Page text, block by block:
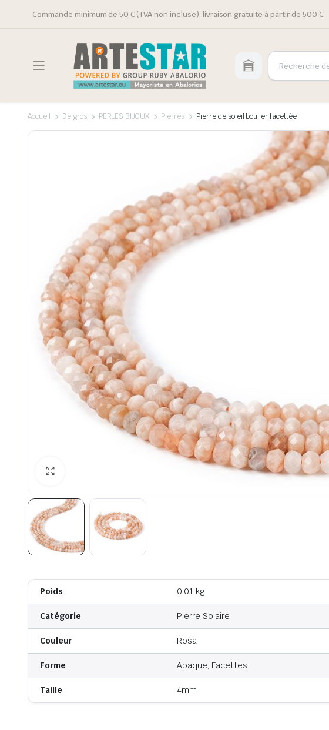
Commande minimum de 50 € (TVA non incluse), livraison gratuite à partir de 500 €.
Accueil De gros PERLES BIJOUX Pierres Pierre de soleil boulier facettée
Poids 0,01 kg
Catégorie Pierre Solaire
Couleur Rosa
Forme Abaque, Facettes
Taille 4mm